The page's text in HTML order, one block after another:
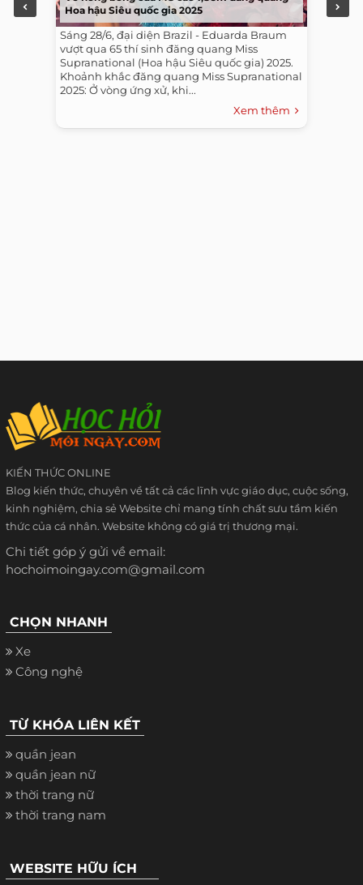
Hoa hậu Siêu quốc gia 2025
Sáng 28/6, đại diện Brazil - Eduarda Braum
vượt qua 65 thí sinh đăng quang Miss
Supranational (Hoa hậu Siêu quốc gia) 2025.
Khoảnh khắc đăng quang Miss Supranational
2025: Ở vòng ứng xử, khi...
Xem thêm
KIẾN THỨC ONLINE
Blog kiến thức, chuyên về tất cả các lĩnh vực giáo dục, cuộc sống,
kinh nghiệm, chia sẻ Website chỉ mang tính chất sưu tầm kiến
thức của cá nhân. Website không có giá trị thương mại.
Chi tiết góp ý gửi về email:
hochoimoingay.com@gmail.com
CHỌN NHANH
Xe
Công nghệ
TỪ KHÓA LIÊN KẾT
quần jean
quần jean nữ
thời trang nữ
thời trang nam
WEBSITE HỮU ÍCH